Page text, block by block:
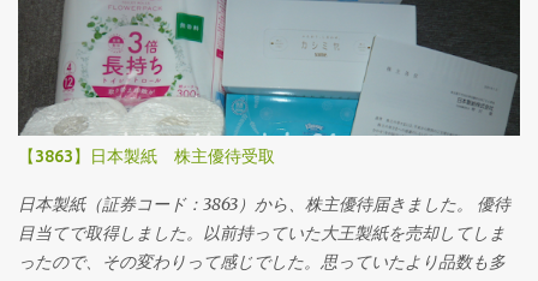
【3863】日本製紙 株主優待受取
日本製紙（証券コード：3863）から、株主優待届きました。 優待
目当てで取得しました。以前持っていた大王製紙を売却してしま
ったので、その変わりって感じでした。思っていたより品数も多